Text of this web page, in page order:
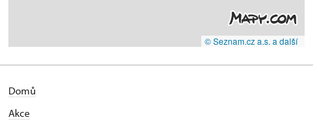
© Seznam.cz a.s. a další
Domů
Akce